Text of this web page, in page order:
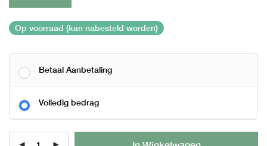
Op voorraad (kan nabesteld worden)
Betaal Aanbetaling
Volledig bedrag